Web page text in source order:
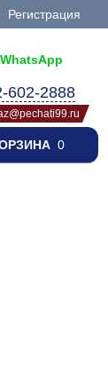
Регистрация
WhatsApp
602-2888
0